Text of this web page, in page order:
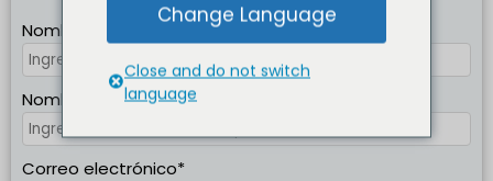
Nombre completo*
Nombre de empresa*
Correo electrónico*
Change Language
Close and do not switch
language